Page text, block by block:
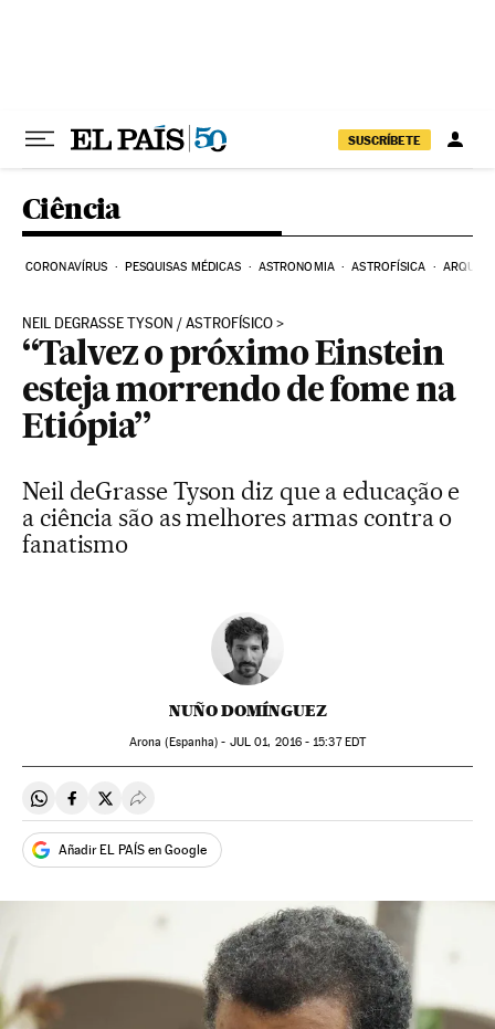
SUSCRÍBETE
Ciência
CORONAVÍRUS PESQUISAS MÉDICAS ASTRONOMIA ASTROFÍSICA
NEIL DEGRASSE TYSON / ASTROFÍSICO
“Talvez o próximo Einstein
esteja morrendo de fome na
Etiópia”
Neil deGrasse Tyson diz que a educação e
a ciência são as melhores armas contra o
fanatismo
NUÑO DOMÍNGUEZ
Arona (Espanha) - JUL 01, 2016 - 15:37EDT
Compartir en Whatsapp
Compartir en Facebook
Compartir en Twitter
Desplegar Redes Sociales
Añadir EL PAÍS en Google